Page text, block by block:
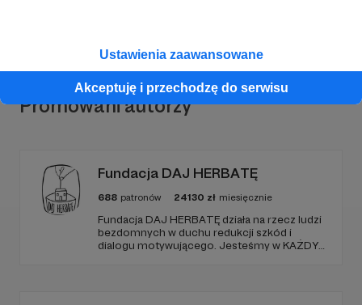
Ustawienia zaawansowane
Akceptuję i przechodzę do serwisu
Promowani autorzy
Fundacja DAJ HERBATĘ
688 patronów 24130 zł miesięcznie
Fundacja DAJ HERBATĘ działa na rzecz ludzi
bezdomnych w duchu redukcji szkód i
dialogu motywującego. Jesteśmy w KAŻDY